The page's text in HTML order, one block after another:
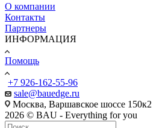
О компании
Контакты
Партнеры
ИНФОРМАЦИЯ
Помощь
+7 926-162-55-96
sale@bauedge.ru
Москва, Варшавское шоссе 150к2
2026 © BAU - Everything for you